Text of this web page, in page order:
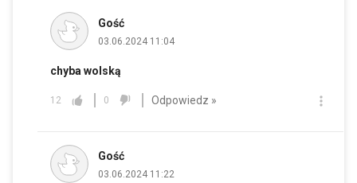
Gość
03.06.2024 11:04
chyba wolską
12 0 Odpowiedz »
Gość
03.06.2024 11:22